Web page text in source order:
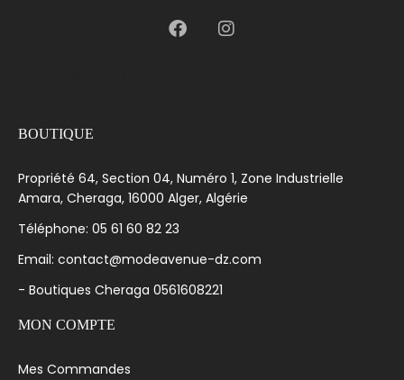
BOUTIQUE
Propriété 64, Section 04, Numéro 1, Zone Industrielle
Amara, Cheraga, 16000 Alger, Algérie
Téléphone: 05 61 60 82 23
Email: contact@modeavenue-dz.com
- Boutiques Cheraga 0561608221
MON COMPTE
Mes Commandes